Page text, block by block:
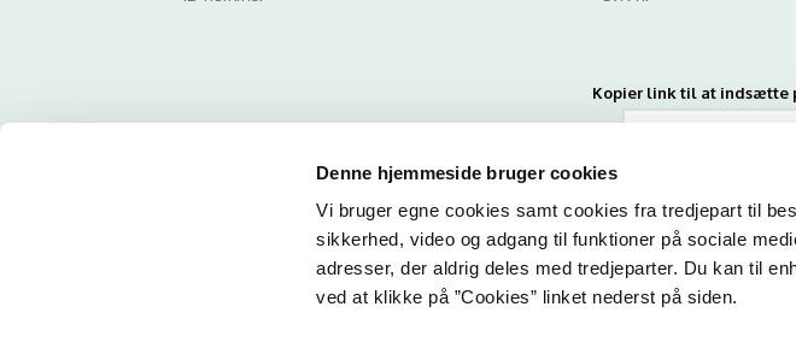
Denne hjemmeside bruger cookies
Vi bruger egne cookies samt cookies fra tredjepart til
sikkerhed, video og adgang til funktioner på sociale
adresser, der aldrig deles med tredjeparter. Du kan til
ved at klikke på ”Cookies” linket nederst på siden.
Kopier link til at indsætte
Email
Her kan du indtaste din mail og abonnere